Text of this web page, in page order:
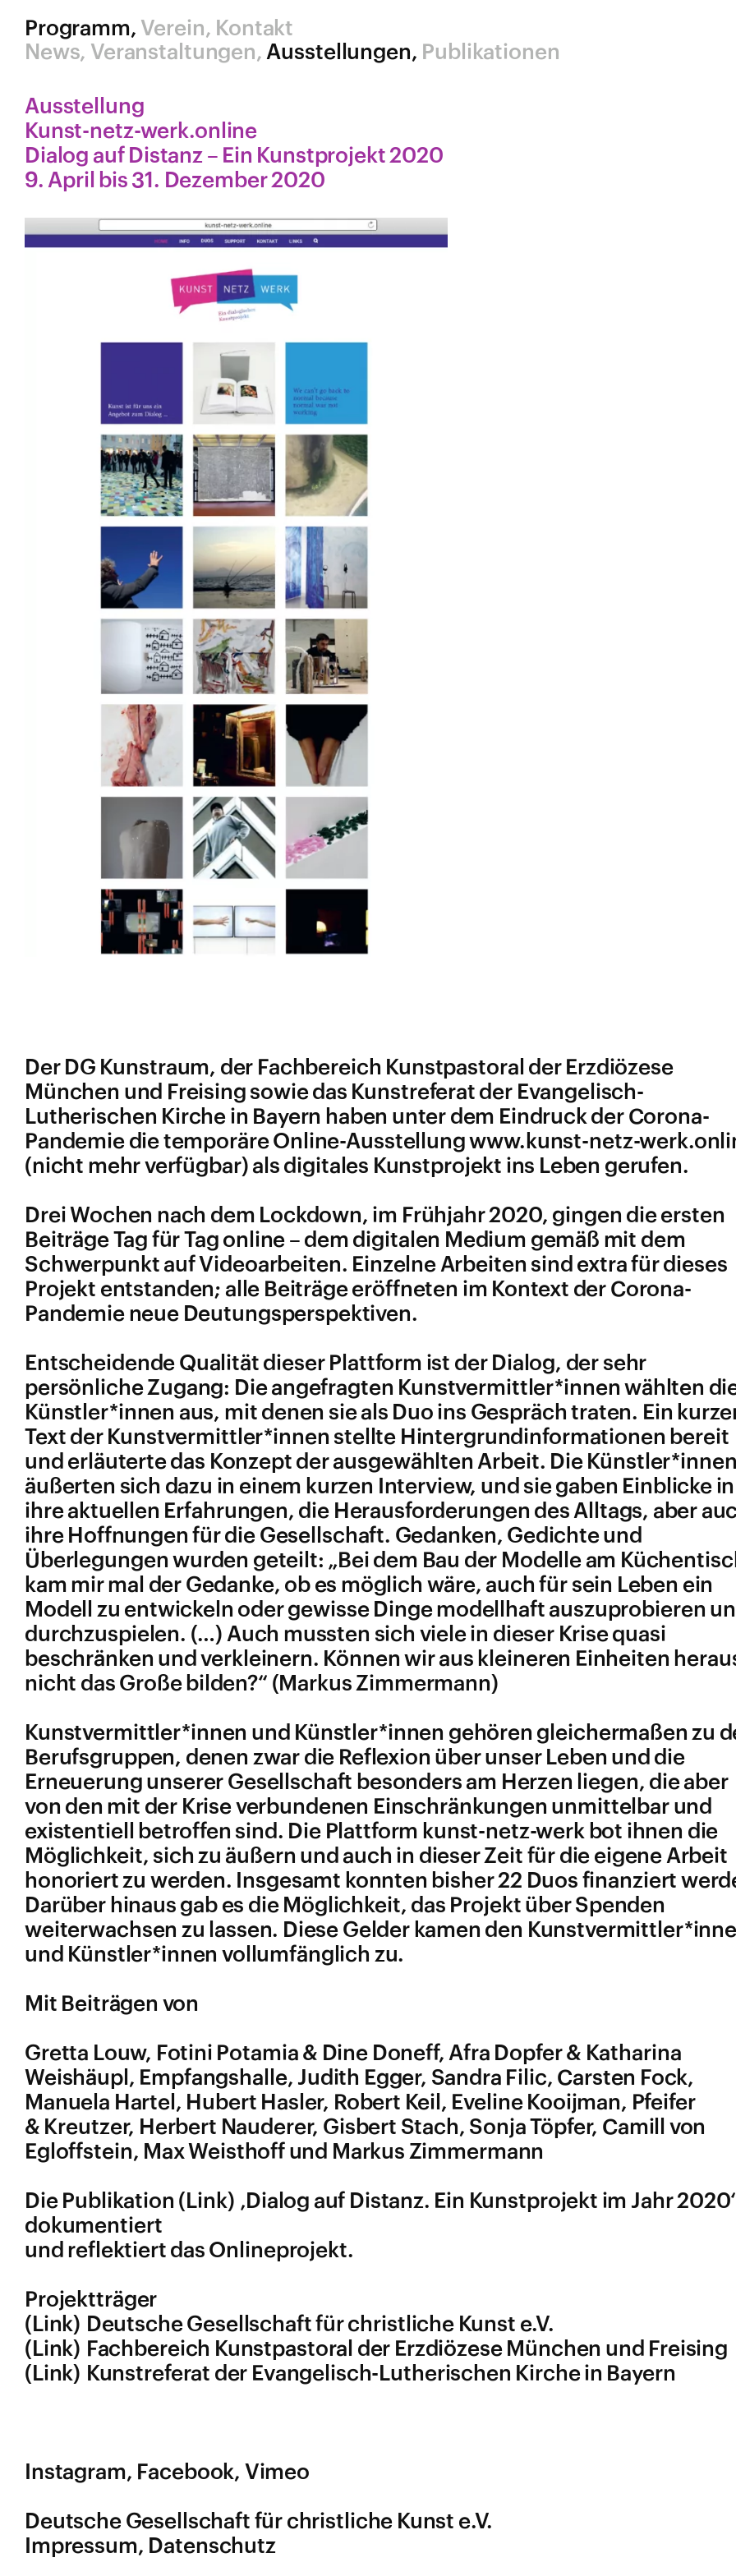
Programm
News Veranstaltungen Ausstellungen Publikationen
Verein Kontakt
Ausstellung
Kunst​-netz​-werk​.online
Dialog auf Distanz – Ein Kunstprojekt 2020
9. April bis 31. Dezember 2020
Der DG Kunstraum, der Fachbereich Kunstpastoral der Erzdiözese
München und Freising sowie das Kunstreferat der Evangelisch-
Lutherischen Kirche in Bayern haben unter dem Eindruck der Corona-
Pandemie die temporäre Online-Ausstellung www​.kunst​-netz​-
(nicht mehr verfügbar) als digitales Kunstprojekt ins Leben gerufen.
Drei Wochen nach dem Lockdown, im Frühjahr 2020, gingen die ersten
Beiträge Tag für Tag online – dem digitalen Medium gemäß mit dem
Schwerpunkt auf Videoarbeiten. Einzelne Arbeiten sind extra für dieses
Projekt entstanden; alle Beiträge eröffneten im Kontext der Corona-
Pandemie neue Deutungsperspektiven.
Entscheidende Qualität dieser Plattform ist der Dialog, der sehr
persönliche Zugang: Die angefragten Kunstvermittler*innen wählten
Künstler*innen aus, mit denen sie als Duo ins Gespräch traten. Ein
Text der Kunstvermittler*innen stellte Hintergrundinformationen bereit
und erläuterte das Konzept der ausgewählten Arbeit. Die Künstler*innen
äußerten sich dazu in einem kurzen Interview, und sie gaben Einblicke in
ihre aktuellen Erfahrungen, die Herausforderungen des Alltags, aber
ihre Hoffnungen für die Gesellschaft. Gedanken, Gedichte und
Überlegungen wurden geteilt: „Bei dem Bau der Modelle am
kam mir mal der Gedanke, ob es möglich wäre, auch für sein Leben ein
Modell zu entwickeln oder gewisse Dinge modellhaft auszuprobieren
durchzuspielen. (…) Auch mussten sich viele in dieser Krise quasi
beschränken und verkleinern. Können wir aus kleineren Einheiten
nicht das Große bilden?“ (Markus Zimmermann)
Kunstvermittler*innen und Künstler*innen gehören gleichermaßen zu
Berufsgruppen, denen zwar die Reflexion über unser Leben und die
Erneuerung unserer Gesellschaft besonders am Herzen liegen, die aber
von den mit der Krise verbundenen Einschränkungen unmittelbar und
existentiell betroffen sind. Die Plattform kunst-netz-werk bot ihnen die
Möglichkeit, sich zu äußern und auch in dieser Zeit für die eigene Arbeit
honoriert zu werden. Insgesamt konnten bisher 22 Duos finanziert
Darüber hinaus gab es die Möglichkeit, das Projekt über Spenden
weiterwachsen zu lassen. Diese Gelder kamen den
und Künstler*innen vollumfänglich zu.
Mit Beiträgen von
Gretta Louw, Fotini Potamia & Dine Doneff, Afra Dopfer & Katharina
Weishäupl, Empfangshalle, Judith Egger, Sandra Filic, Carsten Fock,
Manuela Hartel, Hubert Hasler, Robert Keil, Eveline Kooijman, Pfeifer
& Kreutzer, Herbert Nauderer, Gisbert Stach, Sonja Töpfer, Camill von
Egloffstein, Max Weisthoff und Markus Zimmermann
Die Publikation
‚Dialog auf Distanz. Ein Kunstprojekt im Jahr 2020‘
dokumentiert
und reflektiert das Onlineprojekt.
Projektträger
Deutsche Gesellschaft für christliche Kunst e.V.
Fachbereich Kunstpastoral der Erzdiözese München und Freising
Kunstreferat der Evangelisch-Lutherischen Kirche in Bayern
Instagram Facebook Vimeo
Deutsche Gesellschaft für christliche Kunst e.V.
Impressum
Datenschutz